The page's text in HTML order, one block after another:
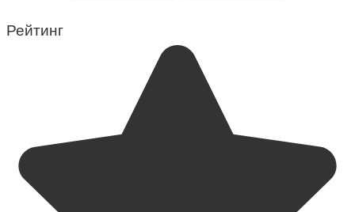
Рейтинг